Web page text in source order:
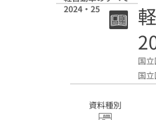
2024・25
国
国
資料種別